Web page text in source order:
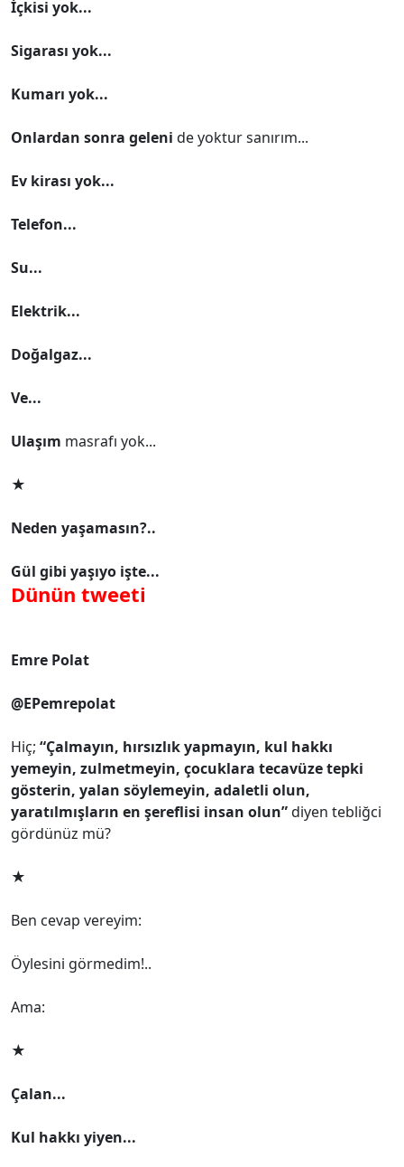
İçkisi yok...
Sigarası yok...
Kumarı yok...
Onlardan sonra geleni de yoktur sanırım...
Ev kirası yok...
Telefon...
Su...
Elektrik...
Doğalgaz...
Ve...
Ulaşım masrafı yok...
★
Neden yaşamasın?..
Gül gibi yaşıyo işte...
Dünün tweeti
Emre Polat
@EPemrepolat
Hiç; “Çalmayın, hırsızlık yapmayın, kul hakkı
yemeyin, zulmetmeyin, çocuklara tecavüze tepki
gösterin, yalan söylemeyin, adaletli olun,
yaratılmışların en şereflisi insan olun”diyen tebliğci
gördünüz mü?
★
Ben cevap vereyim:
Öylesini görmedim!..
Ama:
★
Çalan...
Kul hakkı yiyen...